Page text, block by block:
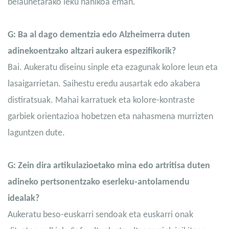
belaunetarako leku nahikoa eman.
G: Ba al dago dementzia edo Alzheimerra duten
adinekoentzako altzari aukera espezifikorik?
Bai. Aukeratu diseinu sinple eta ezagunak kolore leun eta
lasaigarrietan. Saihestu eredu ausartak edo akabera
distiratsuak. Mahai karratuek eta kolore-kontraste
garbiek orientazioa hobetzen eta nahasmena murrizten
laguntzen dute.
G: Zein dira artikulazioetako mina edo artritisa duten
adineko pertsonentzako eserleku-antolamendu
idealak?
Aukeratu beso-euskarri sendoak eta euskarri onak